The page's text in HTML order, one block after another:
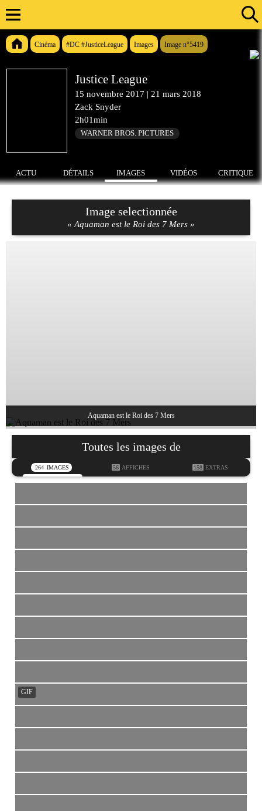
Cinéma #DC #JusticeLeague Images Image n°5419
Justice League
15 novembre 2017 | 21 mars 2018
Zack Snyder
2h01min
WARNER BROS. PICTURES
ACTU DÉTAILS IMAGES VIDÉOS CRITIQUE
Image selectionnée
« Aquaman est le Roi des 7 Mers »
Aquaman est le Roi des 7 Mers
Toutes les images de
264 IMAGES 56 AFFICHES 158 EXTRAS